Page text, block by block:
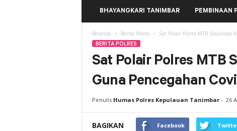
BHAYANGKARI TANIMBAR PEMBINAAN
Beranda Berita Polres Sat Polair Polres MTB
BERITA POLRES
Sat Polair Polres MTB
Guna Pencegahan
Penulis Humas Polres Kepulauan Tanimbar- 26
BAGIKAN Facebook